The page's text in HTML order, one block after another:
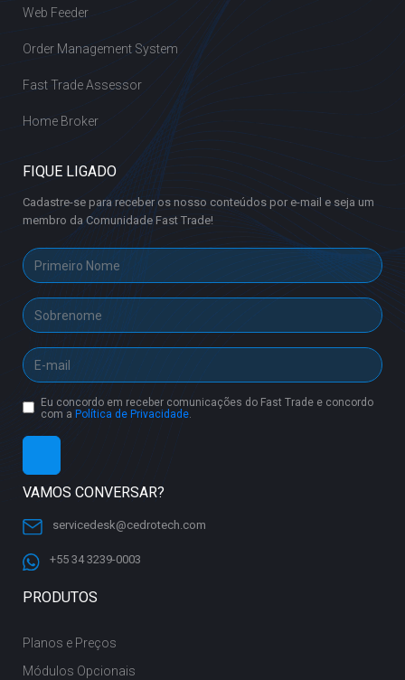
Web Feeder
Order Management System
Fast Trade Assessor
Home Broker
FIQUE LIGADO
Cadastre-se para receber os nosso conteúdos por e-mail e seja um
membro da Comunidade Fast Trade!
Eu concordo em receber comunicações do Fast Trade e concordo
com a Política de Privacidade.
VAMOS CONVERSAR?
servicedesk@cedrotech.com
+55 34 3239-0003
PRODUTOS
Planos e Preços
Módulos Opcionais